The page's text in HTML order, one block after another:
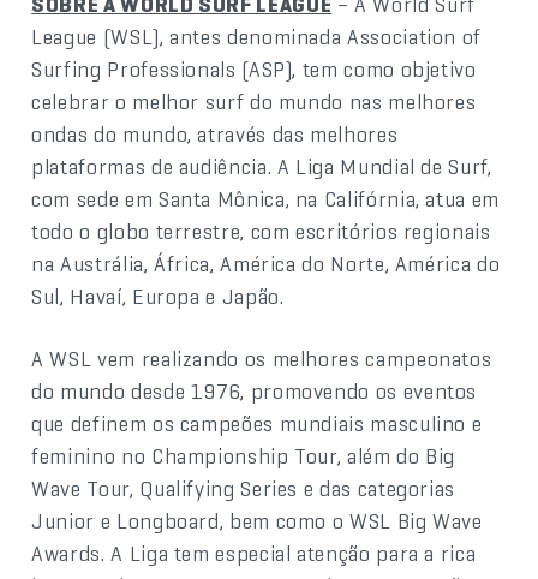
League (WSL), antes denominada Association of
Surfing Professionals (ASP), tem como objetivo
celebrar o melhor surf do mundo nas melhores
ondas do mundo, através das melhores
plataformas de audiência. A Liga Mundial de Surf,
com sede em Santa Mônica, na Califórnia, atua em
todo o globo terrestre, com escritórios regionais
na Austrália, África, América do Norte, América do
Sul, Havaí, Europa e Japão.
A WSL vem realizando os melhores campeonatos
do mundo desde 1976, promovendo os eventos
que definem os campeões mundiais masculino e
feminino no Championship Tour, além do Big
Wave Tour, Qualifying Series e das categorias
Junior e Longboard, bem como o WSL Big Wave
Awards. A Liga tem especial atenção para a rica